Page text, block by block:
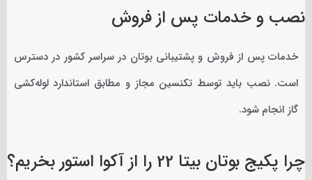
نصب و خدمات پس از فروش
خدمات پس از فروش و پشتیبانی بوتان در سراسر کشور در دسترس
است. نصب باید توسط تکنسین مجاز و مطابق استاندارد لوله‌کشی
گاز انجام شود.
چرا پکیج بوتان بیتا 22 را از آکوا استور بخریم؟